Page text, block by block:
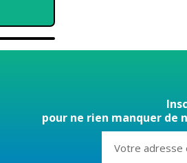
pour ne rien manquer de